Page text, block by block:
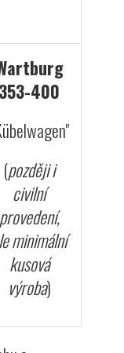
353-400
(později i
civilní
provedení,
minimální
kusová
výroba)